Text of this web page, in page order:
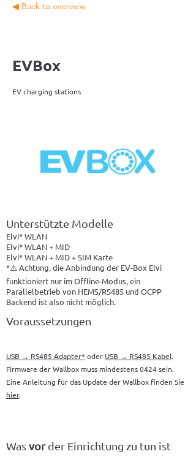
◀ Back to overview
EVBox
EV charging stations
Unterstützte Modelle
Elvi* WLAN
Elvi* WLAN + MID
Elvi* WLAN + MID + SIM Karte
*⚠️ Achtung, die Anbindung der EV-Box Elvi
funktioniert nur im Offline-Modus, ein
Parallelbetrieb von HEMS/RS485 und OCPP
Backend ist also nicht möglich.
Voraussetzungen
USB → RS485 Adapter*oder USB → RS485 Kabel.
Firmware der Wallbox muss mindestens 0424 sein.
Eine Anleitung für das Update der Wallbox finden Sie
hier.
Wasvorder Einrichtung zu tun ist